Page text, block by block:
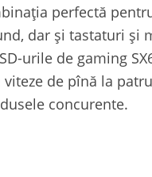
perfectă
dar și tastaturi și
urile de gaming
viteze de pînă la
concurente.